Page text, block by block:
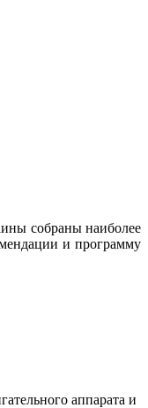
собраны наиболее
и программу
аппарата и